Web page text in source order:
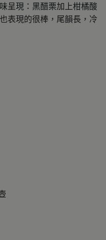
呈現：黑醋栗加上柑橘酸
表現的很棒，尾韻長，冷